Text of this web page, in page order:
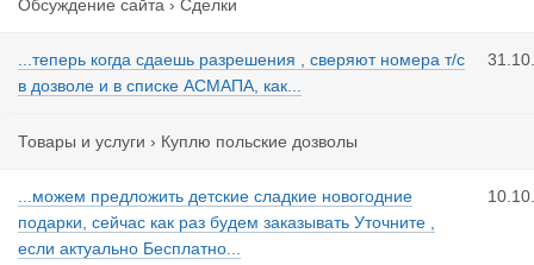
Обсуждение сайта › Сделки
...теперь когда сдаешь разрешения , сверяют номера т/с
в дозволе и в списке АСМАПА, как...
Товары и услуги › Куплю польские дозволы
...можем предложить детские сладкие новогодние
подарки, сейчас как раз будем заказывать Уточните ,
если актуально Бесплатно...